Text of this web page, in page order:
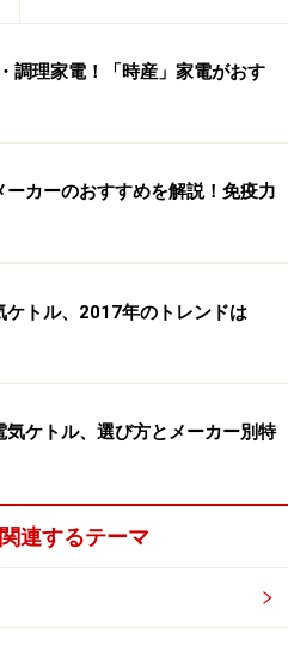
あるスイッチを押すだけで
シしたい点です。さらに保温
もついているので、いつで
できます。
要な野菜摂取量なんてまった
野菜を無理なくおいしくと
付けも簡単なものを
がる
調理家電！「時産」家電がおす
ーカーのおすすめを解説！免疫力
ケトル、2017年のトレンドは
気ケトル、選び方とメーカー別特
連するテーマ